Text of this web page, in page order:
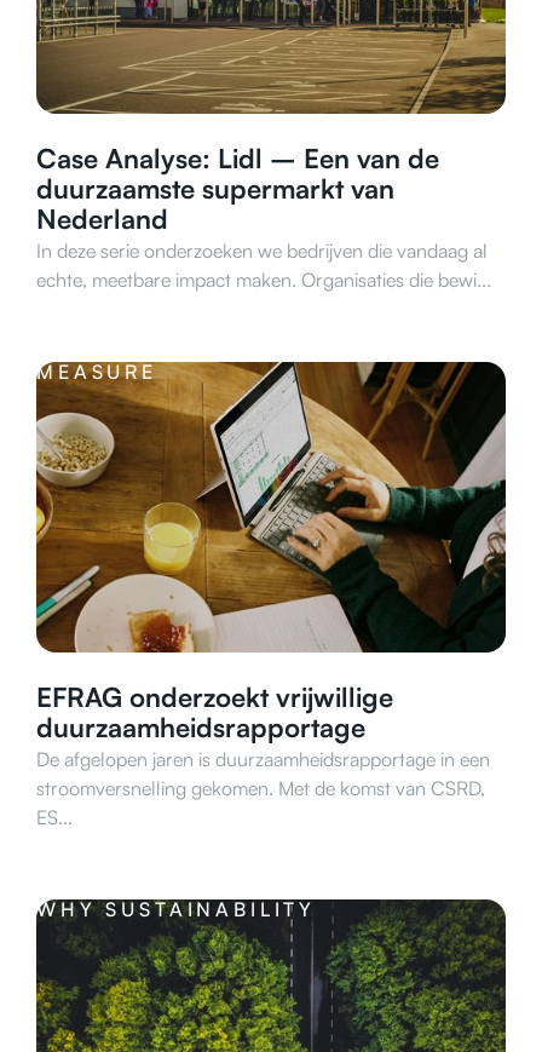
Case Analyse: Lidl – Een van de
duurzaamste supermarkt van
Nederland
In deze serie onderzoeken we bedrijven die vandaag al
echte, meetbare impact maken. Organisaties die bewi...
MEASURE
EFRAG onderzoekt vrijwillige
duurzaamheidsrapportage
De afgelopen jaren is duurzaamheidsrapportage in een
stroomversnelling gekomen. Met de komst van CSRD,
ES...
WHY SUSTAINABILITY